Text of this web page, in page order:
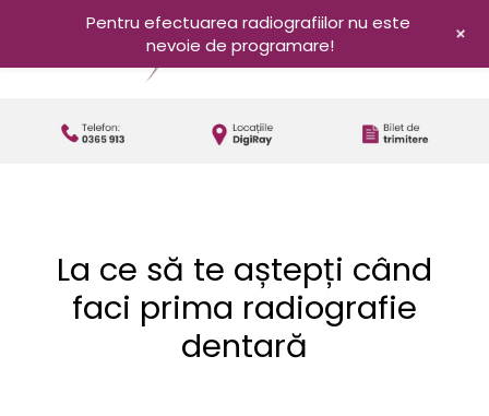
La ce să te aștepți când
faci prima radiografie
dentară
Pentru efectuarea radiografiilor nu este
nevoie de programare!
+